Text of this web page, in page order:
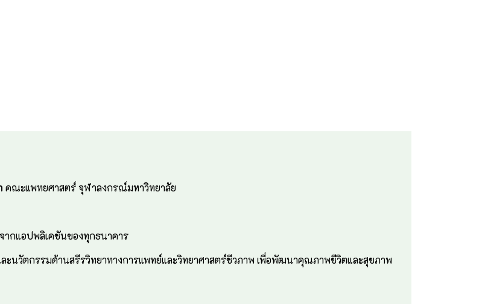
คณะแพทยศาสตร์ จุฬาลงกรณ์มหาวิทยาลัย
ากแอปพลิเคชันของทุกธนาคาร
นวัตกรรมด้านสรีรวิทยาทางการแพทย์และวิทยาศาสตร์ชีวภาพ เพื่อพัฒนาคุณภาพชีวิตและสุขภาพ